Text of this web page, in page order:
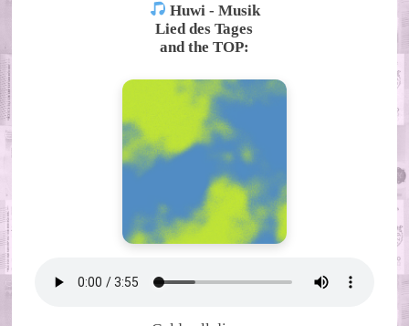
Huwi - Musik
Lied des Tages
and the TOP: